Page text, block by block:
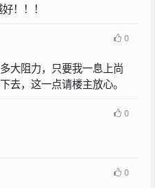
！！！
0
大阻力，只要我一息上尚
去，这一点请楼主放心。
0
0